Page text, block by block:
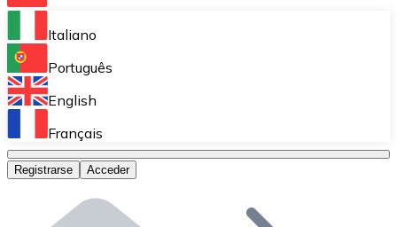
Bitnovo Ramp
Integra nuestra solución en tu plataforma.
Bitnovo Giftcards
Bitnovo OTC
Bitnovo ATM
Italiano
Português
English
Français
Registrarse Acceder